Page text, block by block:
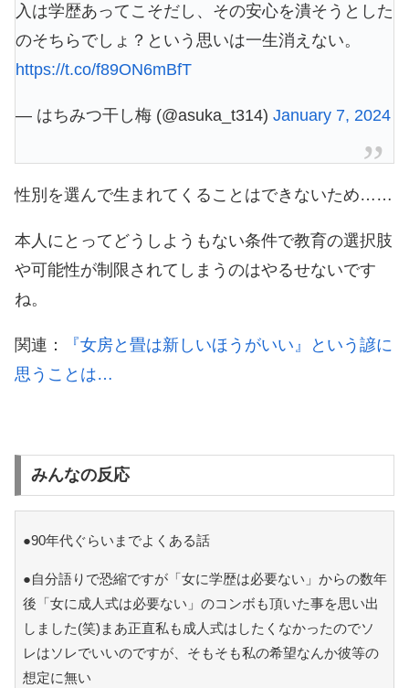
入は学歴あってこそだし、その安心を潰そうとした
のそちらでしょ？という思いは一生消えない。
https://t.co/f89ON6mBfT
— はちみつ干し梅 (@asuka_t314) January 7, 2024
性別を選んで生まれてくることはできないため……
本人にとってどうしようもない条件で教育の選択肢
や可能性が制限されてしまうのはやるせないです
ね。
関連：
『女房と畳は新しいほうがいい』という諺に
思うことは…
みんなの反応
●90年代ぐらいまでよくある話
●自分語りで恐縮ですが「女に学歴は必要ない」からの数年
後「女に成人式は必要ない」のコンボも頂いた事を思い出
しました(笑)まあ正直私も成人式はしたくなかったのでソ
レはソレでいいのですが、そもそも私の希望なんか彼等の
想定に無い